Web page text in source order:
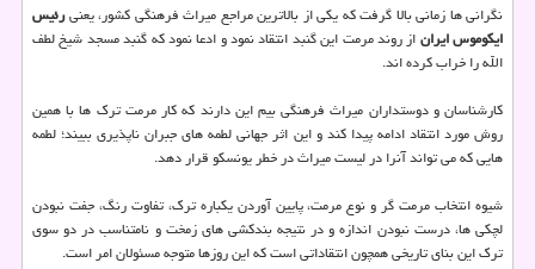
نگرانی ها زمانی بالا گرفت كه یكی از بالاترین مراجع میراث فرهنگی كشور، یعنیرئیس
ایكوموس ایراناز روند مرمت این گنبد انتقاد نمود و ادعا نمود كه گنبد مسجد شیخ لطف
الله را خراب كرده اند.
كارشناسان و دوستداران میراث فرهنگی بیم این دارند كه كار مرمت ترك ها با همین
روش مورد انتقاد ادامه پیدا كند و این اثر جهانی لطمه های جبران ناپذیری ببیند؛ لطمه
هایی كه می تواند آنرا در لیست میراث در خطر یونسكو قرار دهد.
شیوه انتخاب مرمت گر و نوع مرمت، پایین آوردن یكباره ترك، تفاوت رنگ، جفت نبودن
لچكی ها، درست نبودن اندازه و در نتیجه بندكشی های زمخت و نامتناسب در دو سوی
ترك این بنای تاریخی همچون انتقاداتی است كه این روزها متوجه مسئولان امر است.